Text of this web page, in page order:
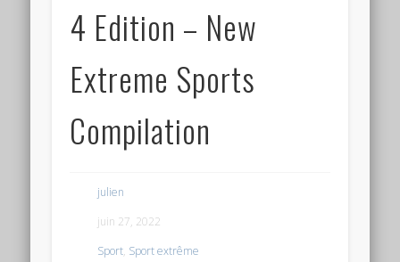
4 Edition – New
Extreme Sports
Compilation
julien
juin 27, 2022
Sport, Sport extrême